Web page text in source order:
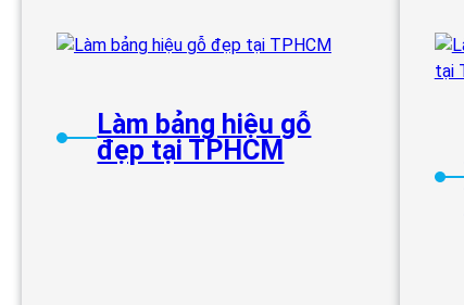
Làm bảng hiệu gỗ
đẹp tại TPHCM